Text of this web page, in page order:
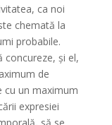
ca noi
chemată la
probabile.
concureze, şi el,
de
cu un maximum
expresiei